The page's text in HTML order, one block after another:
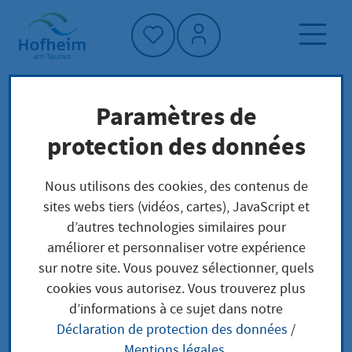
Accueil"
Page d'accueil
Protection du climat et environnement
Environnement et résilience climatique
Umgang mit Extremwetter
Umgang mit
Extremwetter
Paramètres de
protection des données
Nous utilisons des cookies, des contenus de
sites webs tiers (vidéos, cartes), JavaScript et
d’autres technologies similaires pour
améliorer et personnaliser votre expérience
sur notre site. Vous pouvez sélectionner, quels
cookies vous autorisez. Vous trouverez plus
d’informations à ce sujet dans notre
Déclaration de protection des données /